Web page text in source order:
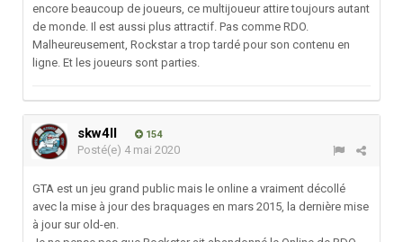
encore beaucoup de joueurs, ce multijoueur attire toujours autant
de monde. Il est aussi plus attractif. Pas comme RDO.
Malheureusement, Rockstar a trop tardé pour son contenu en
ligne. Et les joueurs sont parties.
skw4ll 154
Posté(e) 4 mai 2020
GTA est un jeu grand public mais le online a vraiment décollé
avec la mise à jour des braquages en mars 2015, la dernière mise
à jour sur old-en.